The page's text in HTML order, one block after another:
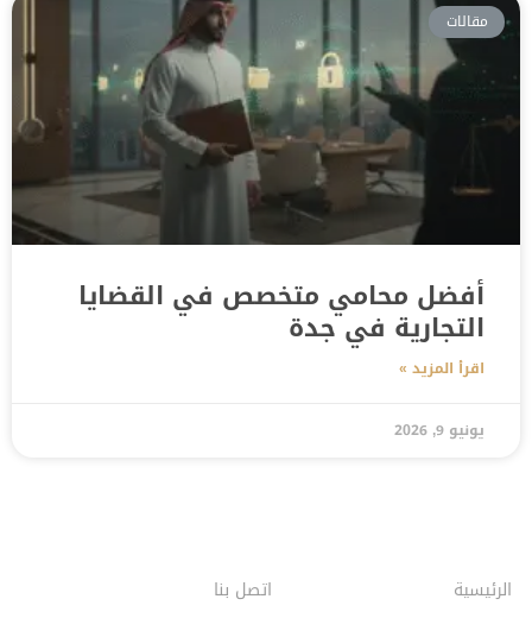
مقالات
أفضل محامي متخصص في القضايا
التجارية في جدة
اقرأ المزيد »
يونيو 9, 2026
الرئيسية
اتصل بنا